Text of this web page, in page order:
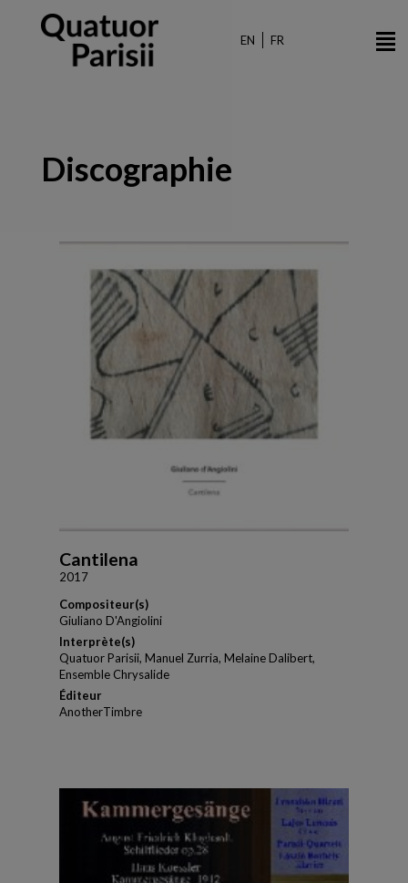
EN FR
Discographie
Cantilena
2017
Compositeur(s)
Giuliano D'Angiolini
Interprète(s)
Quatuor Parisii, Manuel Zurria, Melaine Dalibert,
Ensemble Chrysalide
Éditeur
AnotherTimbre